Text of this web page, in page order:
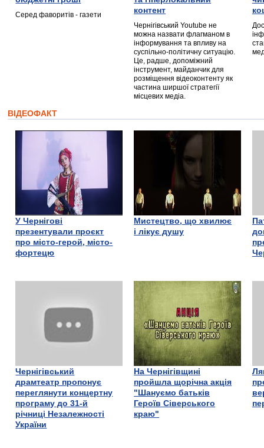
Серед фаворитів - газети
контент
Чернігівський Youtube не
можна назвати флагманом в
інформування та впливу на
суспільно-політичну ситуацію.
Це, радше, допоміжний
інструмент, майданчик для
розміщення відеоконтенту як
частина ширшої стратегії
місцевих медіа.
ВІДЕОФАКТ
У Чернігові
презентували проєкт
про місто-герой, місто-
фортецю
Мистецтво, що хвилює
і лікує душу
Чернігівський
драмтеатр пропонує
переглянути концертну
програму до 31-й
річниці Незалежності
України
На Чернігівщині
пройшла щорічна акція
"Шануємо батьків
Героїв Сіверського
краю"